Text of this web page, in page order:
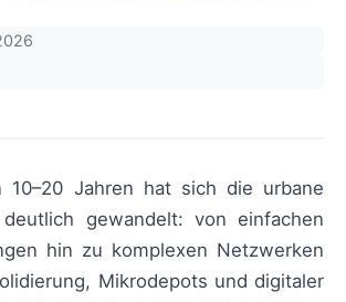
10–20 Jahren hat sich die urbane
gewandelt: von einfachen
hin zu komplexen Netzwerken
Mikrodepots und digitaler